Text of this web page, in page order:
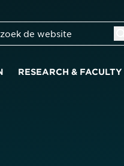
RESEARCH & FACULTY